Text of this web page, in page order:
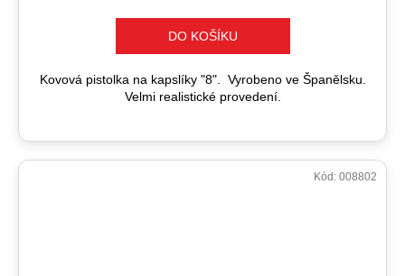
DO KOŠÍKU
Kovová pistolka na kapslíky "8". Vyrobeno ve Španělsku.
Velmi realistické provedení.
Kód: 008802